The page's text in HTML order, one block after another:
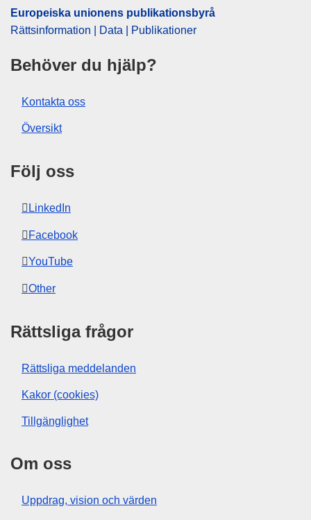
IMMC : ST 13716 2024 INIT
Visa alla nummer i denna serie
Europeiska unionens publikationsbyrå
Rättsinformation | Data | Publikationer
Behöver du hjälp?
Kontakta oss
Översikt
Följ oss
LinkedIn
Facebook
YouTube
Other
Rättsliga frågor
Rättsliga meddelanden
Kakor (cookies)
Tillgänglighet
Om oss
Uppdrag, vision och värden